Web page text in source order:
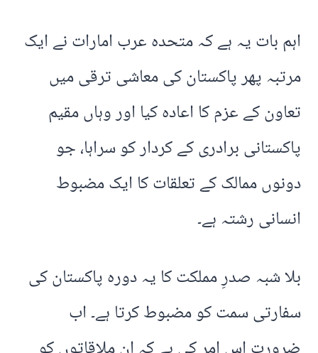
اہم بات یہ ہے کہ متحدہ عرب امارات نے ایک
مرتبہ پھر پاکستان کی معاشی ترقی میں
تعاون کے عزم کا اعادہ کیا اور وہاں مقیم
پاکستانی برادری کے کردار کو سراہا، جو
دونوں ممالک کے تعلقات کا ایک مضبوط
انسانی رشتہ ہے۔
بلا شبہ صدرِ مملکت کا یہ دورہ پاکستان کی
سفارتی سمت کو مضبوط کرتا ہے۔ اب